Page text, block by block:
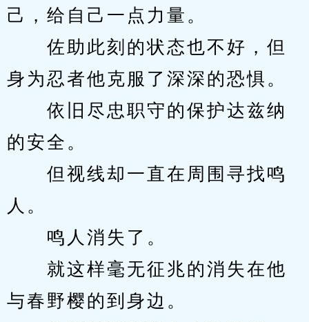
己，给自己一点力量。
佐助此刻的状态也不好，但
身为忍者他克服了深深的恐惧。
依旧尽忠职守的保护达兹纳
的安全。
但视线却一直在周围寻找鸣
人。
鸣人消失了。
就这样毫无征兆的消失在他
与春野樱的到身边。